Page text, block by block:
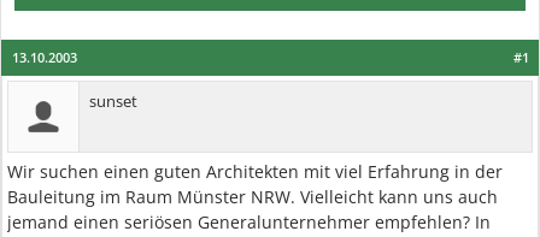
#1
13.10.2003
sunset
Wir suchen einen guten Architekten mit viel Erfahrung in der
Bauleitung im Raum Münster NRW. Vielleicht kann uns auch
jemand einen seriösen Generalunternehmer empfehlen? In